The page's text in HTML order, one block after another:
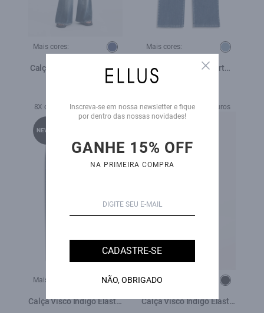
Mais cores:
Calça Dark Forest Elastic
Skinny Flare Lav.Escuro
8X de R$ 109,88 sem juros
Mais cores:
Calça High Comfort
Stretch Reta Lav.Medio
5X de R$ 115,80 sem juros
Mais cores:
Calça Visco Indigo Elastic
NEW-IN
Mais cores:
Calça Visco Indigo Elastic
Close
Inscreva-se em nossa newsletter e fique
por dentro das nossas novidades!
GANHE 15% OFF
NA PRIMEIRA COMPRA
CADASTRE-SE
NÃO, OBRIGADO